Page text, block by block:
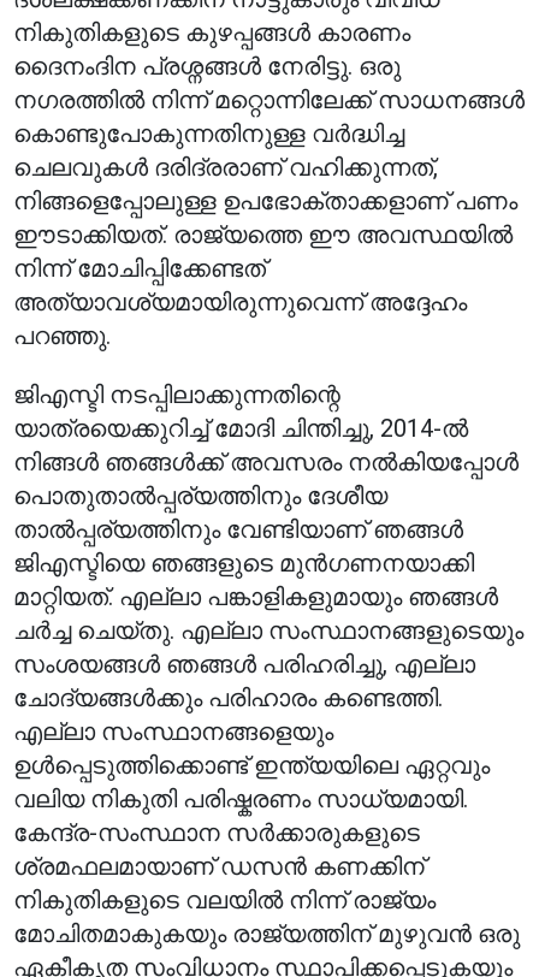
നികുതികളുടെ കുഴപ്പങ്ങൾ കാരണം
ദൈനംദിന പ്രശ്നങ്ങൾ നേരിട്ടു. ഒരു
നഗരത്തിൽ നിന്ന് മറ്റൊന്നിലേക്ക് സാധനങ്ങൾ
കൊണ്ടുപോകുന്നതിനുള്ള വർദ്ധിച്ച
ചെലവുകൾ ദരിദ്രരാണ് വഹിക്കുന്നത്,
നിങ്ങളെപ്പോലുള്ള ഉപഭോക്താക്കളാണ് പണം
ഈടാക്കിയത്. രാജ്യത്തെ ഈ അവസ്ഥയിൽ
നിന്ന് മോചിപ്പിക്കേണ്ടത്
അത്യാവശ്യമായിരുന്നുവെന്ന് അദ്ദേഹം
പറഞ്ഞു.
ജിഎസ്ടി നടപ്പിലാക്കുന്നതിന്റെ
യാത്രയെക്കുറിച്ച് മോദി ചിന്തിച്ചു, 2014-ൽ
നിങ്ങൾ ഞങ്ങൾക്ക് അവസരം നൽകിയപ്പോൾ
പൊതുതാൽപ്പര്യത്തിനും ദേശീയ
താൽപ്പര്യത്തിനും വേണ്ടിയാണ് ഞങ്ങൾ
ജിഎസ്ടിയെ ഞങ്ങളുടെ മുൻഗണനയാക്കി
മാറ്റിയത്. എല്ലാ പങ്കാളികളുമായും ഞങ്ങൾ
ചർച്ച ചെയ്തു. എല്ലാ സംസ്ഥാനങ്ങളുടെയും
സംശയങ്ങൾ ഞങ്ങൾ പരിഹരിച്ചു, എല്ലാ
ചോദ്യങ്ങൾക്കും പരിഹാരം കണ്ടെത്തി.
എല്ലാ സംസ്ഥാനങ്ങളെയും
ഉൾപ്പെടുത്തിക്കൊണ്ട് ഇന്ത്യയിലെ ഏറ്റവും
വലിയ നികുതി പരിഷ്കരണം സാധ്യമായി.
കേന്ദ്ര-സംസ്ഥാന സർക്കാരുകളുടെ
ശ്രമഫലമായാണ് ഡസൻ കണക്കിന്
നികുതികളുടെ വലയിൽ നിന്ന് രാജ്യം
മോചിതമാകുകയും രാജ്യത്തിന് മുഴുവൻ ഒരു
ഏകീകൃത സംവിധാനം സ്ഥാപിക്കപ്പെടുകയും